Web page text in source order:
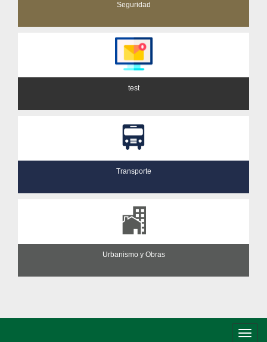
Seguridad
test
Transporte
Urbanismo y Obras